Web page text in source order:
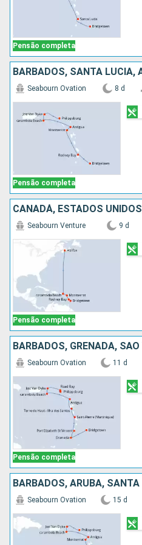
Pensão completa
Pensão completa
Seabourn Ovation 8 d
Pensão completa
Seabourn Venture 9 d
Pensão completa
Seabourn Ovation 11 d
Seabourn Ovation 15 d